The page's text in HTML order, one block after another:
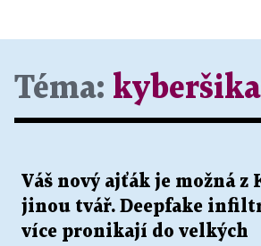
Téma:
Váš nový ajťák je možná z
jinou tvář. Deepfake
více pronikají do velkých